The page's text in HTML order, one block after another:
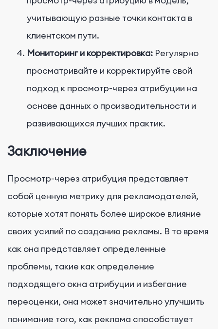
учитывающую разные точки контакта в
клиентском пути.
Мониторинг и корректировка: Регулярно
просматривайте и корректируйте свой
подход к просмотр-через атрибуции на
основе данных о производительности и
развивающихся лучших практик.
Заключение
Просмотр-через атрибуция представляет
собой ценную метрику для рекламодателей,
которые хотят понять более широкое влияние
своих усилий по созданию рекламы. В то время
как она представляет определенные
проблемы, такие как определение
подходящего окна атрибуции и избегание
переоценки, она может значительно улучшить
понимание того, как реклама способствует